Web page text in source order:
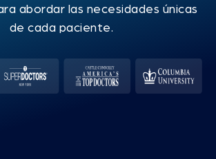
abordar las necesidades únicas
de cada paciente.